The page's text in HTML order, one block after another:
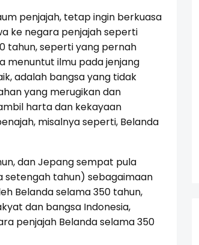
penjajah, tetap ingin berkuasa
ke negara penjajah seperti
tahun, seperti yang pernah
menuntut ilmu pada jenjang
adalah bangsa yang tidak
yang merugikan dan
harta dan kekayaan
misalnya seperti, Belanda
dan Jepang sempat pula
setengah tahun) sebagaimaan
Belanda selama 350 tahun,
dan bangsa Indonesia,
penjajah Belanda selama 350